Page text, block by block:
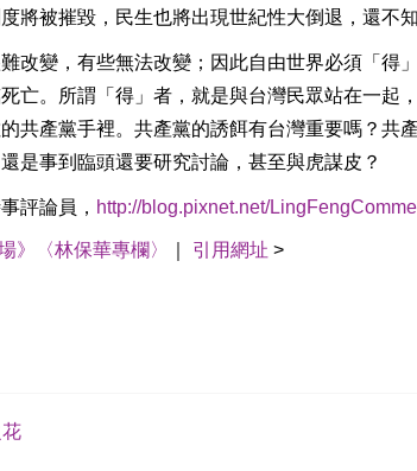
將被摧毀，民生也將出現世紀性大倒退，還不
改變，有些無法改變；因此自由世界必須「得
亡。所謂「得」者，就是與台灣民眾站在一起
共產黨手裡。共產黨的誘餌有台灣重要嗎？共
是事到臨頭還要研究討論，甚至與虎謀皮？
評論員， http://blog.pixnet.net/
》〈林保華專欄〉 引用網址 >